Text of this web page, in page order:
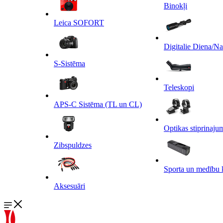
Leica SOFORT
S-Sistēma
APS-C Sistēma (TL un CL)
Zibspuldzes
Aksesuāri
Binokļi
Digitalie Diena/
Teleskopi
Optikas
Sporta un medību